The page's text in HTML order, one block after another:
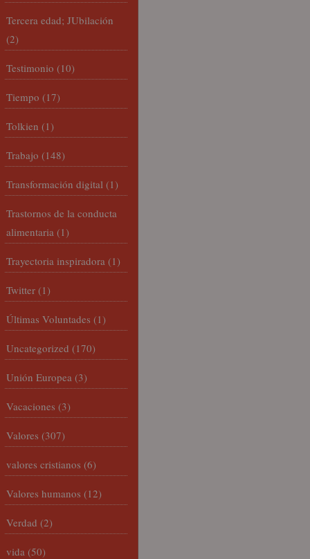
Tercera edad; JUbilación
(2)
Testimonio (10)
Tiempo (17)
Tolkien (1)
Trabajo (148)
Transformación digital (1)
Trastornos de la conducta
alimentaria (1)
Trayectoria inspiradora (1)
Twitter (1)
Últimas Voluntades (1)
Uncategorized (170)
Unión Europea (3)
Vacaciones (3)
Valores (307)
valores cristianos (6)
Valores humanos (12)
Verdad (2)
vida (50)